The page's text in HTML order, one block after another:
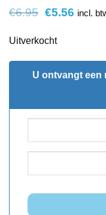
waarderingen
€6.95
was:
€6.95.
€5.56 incl.
Uitverkocht
U ontvangt een